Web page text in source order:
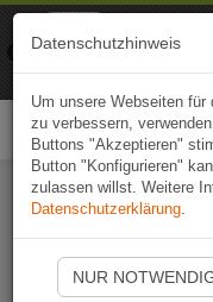
Datenschutzhinweis
Um unsere Webseiten
zu verbessern,
Buttons "Akzeptieren"
Button "Konfigurieren"
zulassen willst. Weitere
Datenschutzerklärung.
NUR
Naviki